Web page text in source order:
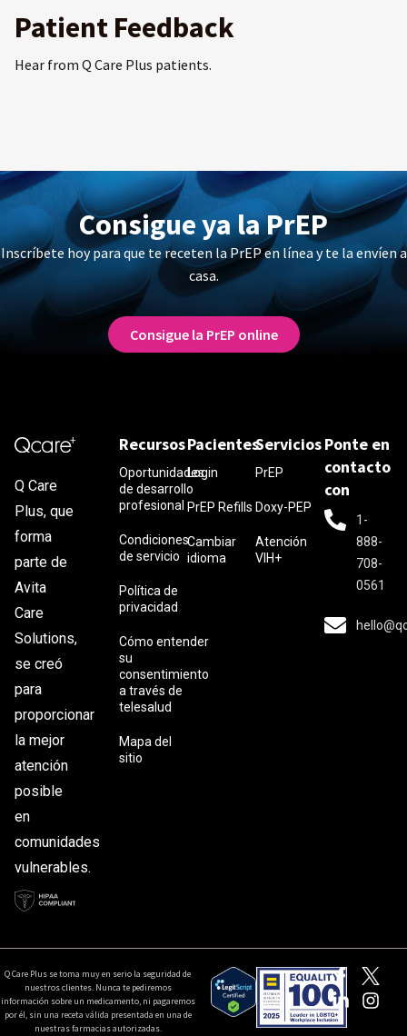
Patient Feedback
Hear from Q Care Plus patients.
Consigue ya la PrEP
Inscríbete hoy para que te receten la PrEP en línea y te la envíen a
casa.
Consigue la PrEP online
Q Care
Plus, que
forma
parte de
Avita
Care
Solutions,
se creó
para
proporcionar
la mejor
atención
posible
en
comunidades
vulnerables.
Recursos
Oportunidades
de desarrollo
profesional
Condiciones
de servicio
Política de
privacidad
Cómo entender
su
consentimiento
a través de
telesalud
Mapa del
sitio
Pacientes
Login
PrEP Refills
Cambiar
idioma
Servicios
PrEP
Doxy-PEP
Atención
VIH+
Ponte en
contacto
con
1-
888-
708-
0561
Q Care Plus se toma muy en serio la seguridad de
nuestros clientes. Nunca te pediremos
información sobre un medicamento, ni pagaremos
por él, sin una receta válida presentada en una de
nuestras farmacias autorizadas.